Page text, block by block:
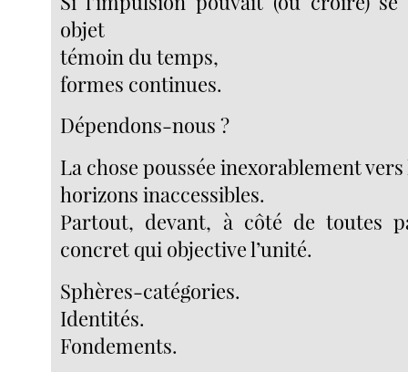
objet
témoin du temps,
formes continues.
Dépendons-nous ?
La chose poussée inexorablement
horizons inaccessibles.
Partout, devant, à côté de toutes
concret qui objective l’unité.
Sphères-catégories.
Identités.
Fondements.